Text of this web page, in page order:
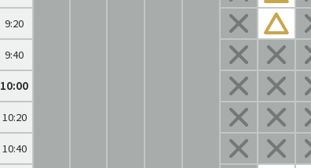
9:20
9:40
10:00
10:20
10:40